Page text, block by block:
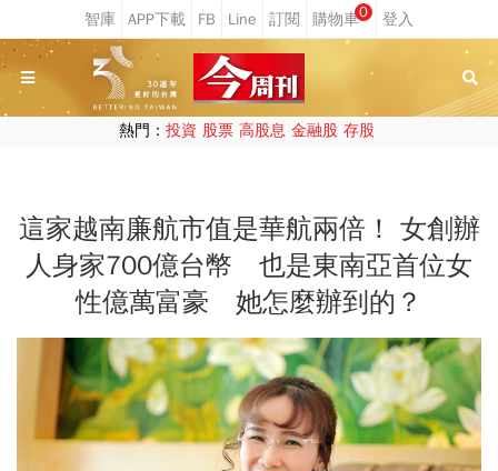
0
熱門： 投資 股票 高股息 金融股 存股
這家越南廉航市值是華航兩倍！ 女創辦
人身家700億台幣 也是東南亞首位女
性億萬富豪 她怎麼辦到的？